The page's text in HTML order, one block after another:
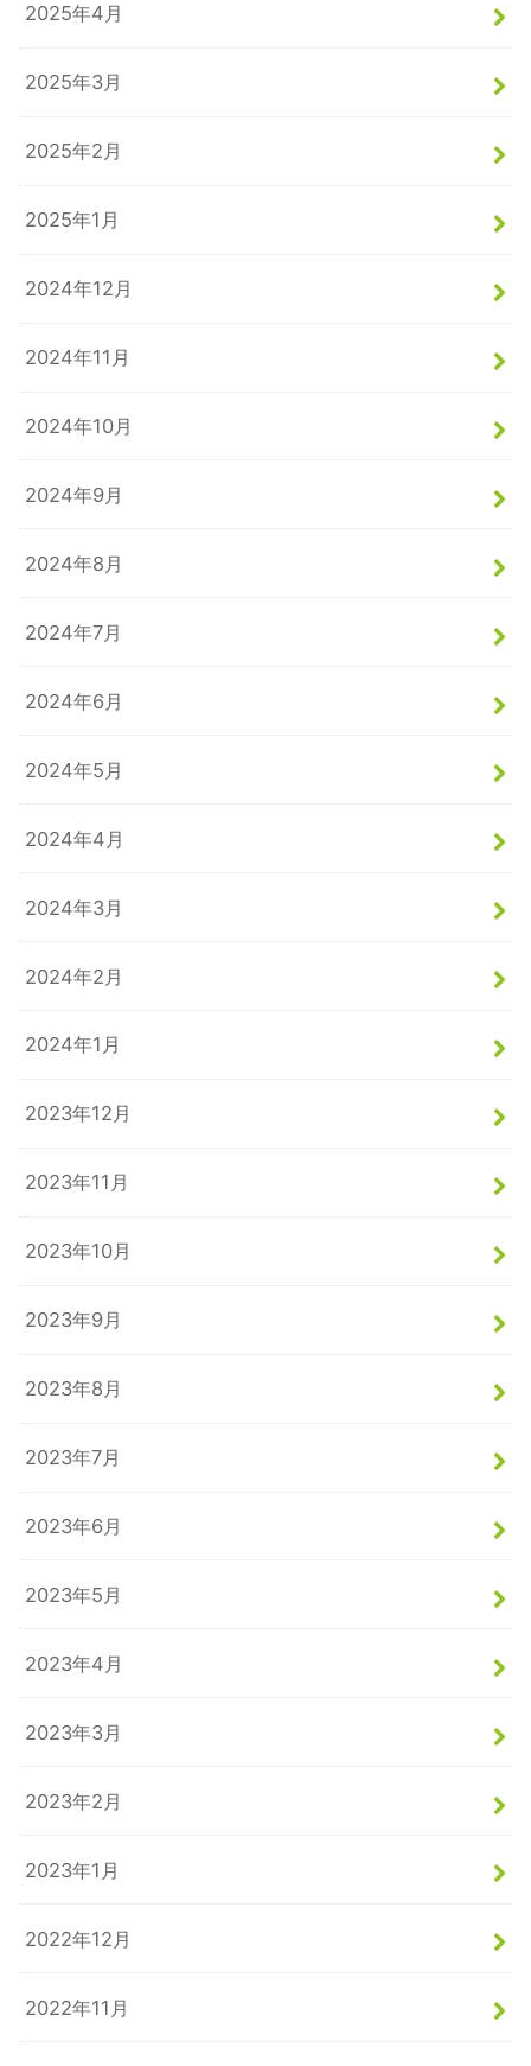
2025年4月
2025年3月
2025年2月
2025年1月
2024年12月
2024年11月
2024年10月
2024年9月
2024年8月
2024年7月
2024年6月
2024年5月
2024年4月
2024年3月
2024年2月
2024年1月
2023年12月
2023年11月
2023年10月
2023年9月
2023年8月
2023年7月
2023年6月
2023年5月
2023年4月
2023年3月
2023年2月
2023年1月
2022年12月
2022年11月